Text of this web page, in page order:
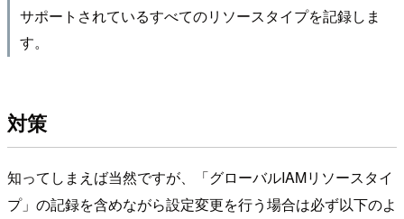
サポートされているすべてのリソースタイプを記録しま
す。
対策
知ってしまえば当然ですが、「グローバルIAMリソースタイ
プ」の記録を含めながら設定変更を行う場合は必ず以下のよ